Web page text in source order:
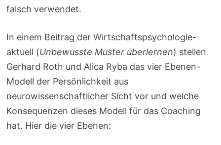
falsch verwendet.
In einem Beitrag der Wirtschaftspsychologie-
aktuell (Unbewusste Muster überlernen) stellen
Gerhard Roth und Alica Ryba das vier Ebenen-
Modell der Persönlichkeit aus
neurowissenschaftlicher Sicht vor und welche
Konsequenzen dieses Modell für das Coaching
hat. Hier die vier Ebenen: